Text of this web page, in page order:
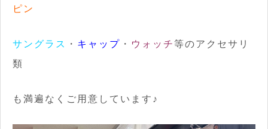
ピン
サングラス ・ キャップ ・ ウォッチ 等のアクセサリ
類
も満遍なくご用意しています♪